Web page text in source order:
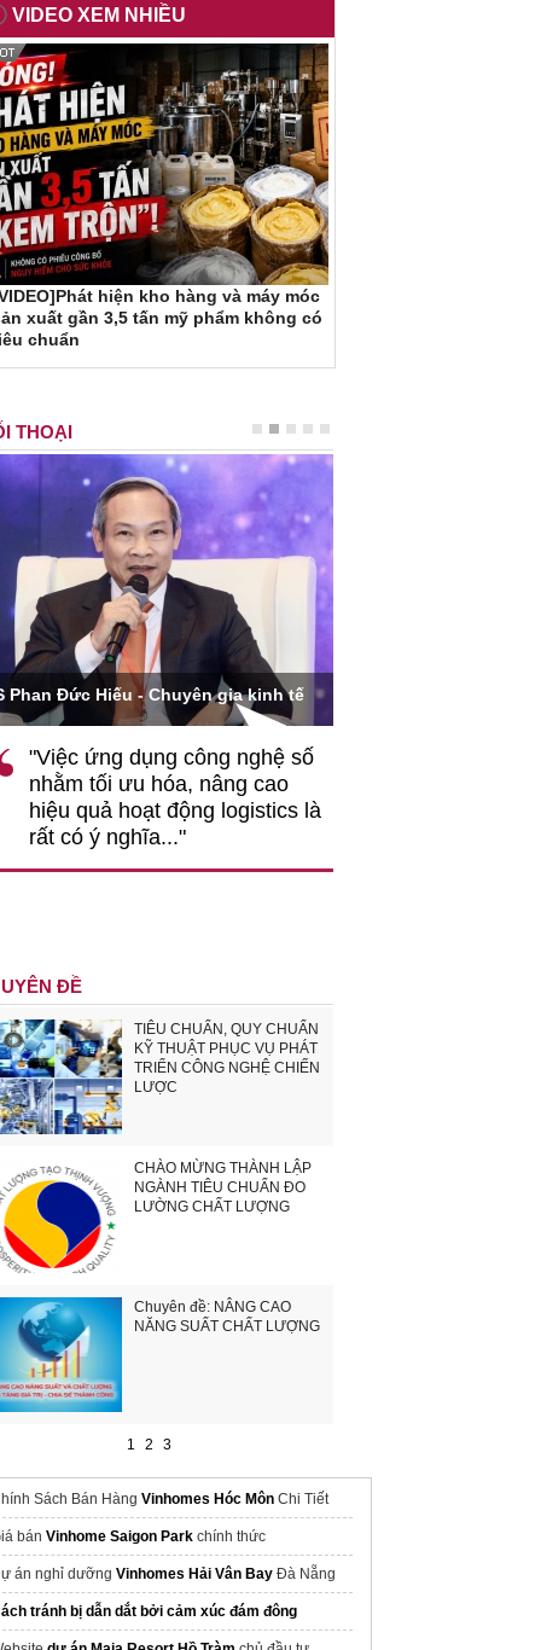
VIDEO XEM NHIỀU
hiện kho hàng và máy móc
xuất gần 3,5 tấn mỹ phẩm không có
chuẩn
THOẠI
Phan Đức Hiếu - Chuyên gia kinh tế
"Việc ứng dụng công nghệ số
nhằm tối ưu hóa, nâng cao
hiệu quả hoạt động logistics là
rất có ý nghĩa..."
ĐỀ
TIÊU CHUẨN, QUY CHUẨN
KỸ THUẬT PHỤC VỤ PHÁT
TRIỂN CÔNG NGHỆ CHIẾN
LƯỢC
CHÀO MỪNG THÀNH LẬP
NGÀNH TIÊU CHUẨN ĐO
LƯỜNG CHẤT LƯỢNG
Chuyên đề: NÂNG CAO
NĂNG SUẤT CHẤT LƯỢNG
1 2 3
Sách Bán Hàng Vinhomes Hóc Môn Chi Tiết
bán Vinhome Saigon Park chính thức
án nghỉ dưỡng Vinhomes Hải Vân Bay Đà Nẵng
tránh bị dẫn dắt bởi cảm xúc đám đông